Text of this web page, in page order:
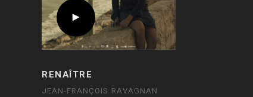
RENAÎTRE
JEAN-FRANÇOIS RAVAGNAN